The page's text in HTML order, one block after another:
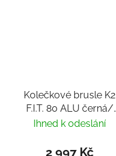
Kolečkové brusle K2
F.I.T. 80 ALU černá/
červená
Ihned k odeslání
2 997 Kč